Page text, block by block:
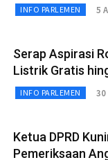
INFO PARLEMEN 5
Serap Aspirasi
Listrik Gratis
INFO PARLEMEN 30
Ketua DPRD
Pemeriksaan